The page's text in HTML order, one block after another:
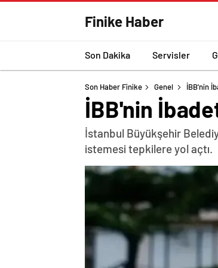
Finike Haber
Son Dakika Servisler
Son Haber Finike Genel İBB'nin
İBB'nin
İstanbul Büyükşehir
istemesi tepkilere yol açtı.